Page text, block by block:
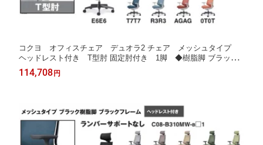
コクヨ オフィスチェア デュオラ2 チェア メッシュタイプ
ヘッドレスト付き T型肘 固定肘付き 1脚 ◆樹脂脚 ブラック
色 ◆選べる本体カラー 全2色 ◆ランバーサポート付き ◆選
べる張地カラー 全10色 布張り ◆完成品 事務用回転椅子 事
114,708 円